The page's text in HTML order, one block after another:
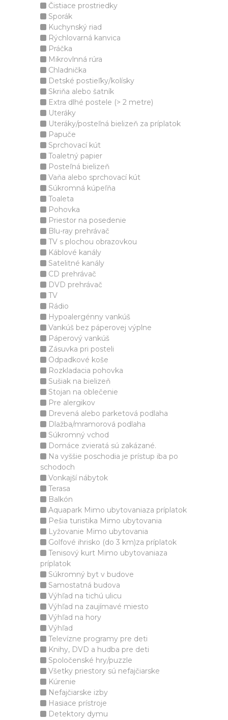
Čistiace prostriedky
Sporák
Kuchynský riad
Rýchlovarná kanvica
Práčka
Mikrovlnná rúra
Chladnička
Detské postieľky/kolísky
Skriňa alebo šatník
Extra dlhé postele (> 2 metre)
Uteráky
Uteráky/posteľná bielizeň za príplatok
Papuče
Sprchovací kút
Toaletný papier
Posteľná bielizeň
Vaňa alebo sprchovací kút
Súkromná kúpeľňa
Toaleta
Pohovka
Priestor na posedenie
Blu-ray prehrávač
TV s plochou obrazovkou
Káblové kanály
Satelitné kanály
CD prehrávač
DVD prehrávač
TV
Rádio
Hypoalergénny vankúš
Vankúš bez páperovej výplne
Páperový vankúš
Zásuvka pri posteli
Odpadkové koše
Rozkladacia pohovka
Sušiak na bielizeň
Stojan na oblečenie
Pre alergikov
Drevená alebo parketová podlaha
Dlažba/mramorová podlaha
Súkromný vchod
Domáce zvieratá sú zakázané.
Na vyššie poschodia je prístup iba po
schodoch
Vonkajší nábytok
Terasa
Balkón
Aquapark Mimo ubytovaniaza príplatok
Pešia turistika Mimo ubytovania
Lyžovanie Mimo ubytovania
Golfové ihrisko (do 3 km)za príplatok
Tenisový kurt Mimo ubytovaniaza
príplatok
Súkromný byt v budove
Samostatná budova
Výhľad na tichú ulicu
Výhľad na zaujímavé miesto
Výhľad na hory
Výhľad
Televízne programy pre deti
Knihy, DVD a hudba pre deti
Spoločenské hry/puzzle
Všetky priestory sú nefajčiarske
Kúrenie
Nefajčiarske izby
Hasiace prístroje
Detektory dymu